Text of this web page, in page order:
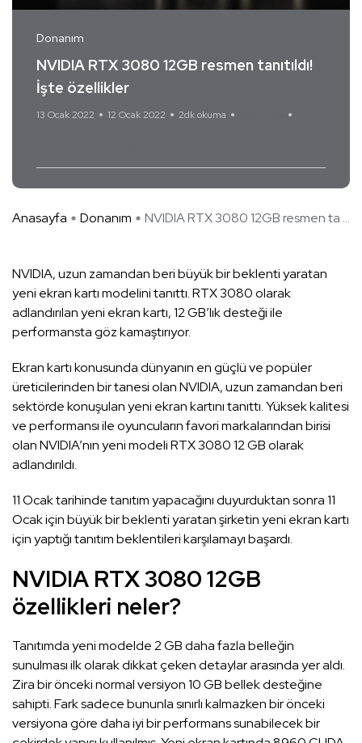
Donanım
NVIDIA RTX 3080 12GB resmen tanıtıldı!
İşte özellikler
13 Ocak 2022 12 Ocak 2022 2dk okuma
Anasayfa Donanım NVIDIA RTX 3080 12GB resmen ta ...
NVIDIA, uzun zamandan beri büyük bir beklenti yaratan
yeni ekran kartı modelini tanıttı. RTX 3080 olarak
adlandırılan yeni ekran kartı, 12 GB’lık desteği ile
performansta göz kamaştırıyor.
Ekran kartı konusunda dünyanın en güçlü ve popüler
üreticilerinden bir tanesi olan NVIDIA, uzun zamandan beri
sektörde konuşulan yeni ekran kartını tanıttı. Yüksek kalitesi
ve performansı ile oyuncuların favori markalarından birisi
olan NVIDIA’nın yeni modeli RTX 3080 12 GB olarak
adlandırıldı.
11 Ocak tarihinde tanıtım yapacağını duyurduktan sonra 11
Ocak için büyük bir beklenti yaratan şirketin yeni ekran kartı
için yaptığı tanıtım beklentileri karşılamayı başardı.
NVIDIA RTX 3080 12GB
özellikleri neler?
Tanıtımda yeni modelde 2 GB daha fazla belleğin
sunulması ilk olarak dikkat çeken detaylar arasında yer aldı.
Zira bir önceki normal versiyon 10 GB bellek desteğine
sahipti. Fark sadece bununla sınırlı kalmazken bir önceki
versiyona göre daha iyi bir performans sunabilecek bir